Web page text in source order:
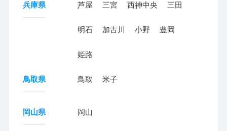
兵庫県 芦屋 三宮 西神中央 三田
明石 加古川 小野 豊岡
姫路
鳥取県 鳥取 米子
岡山県 岡山